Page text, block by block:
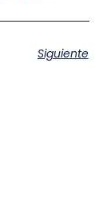
Siguiente